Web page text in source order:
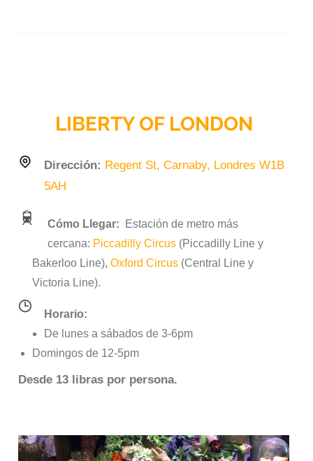
LIBERTY OF LONDON
Dirección: Regent St, Carnaby, Londres W1B
5AH
Cómo Llegar: Estación de metro más
cercana: Piccadilly Circus (Piccadilly Line y
Bakerloo Line),Oxford Circus (Central Line y
Victoria Line).
Horario:
De lunes a sábados de 3-6pm
Domingos de 12-5pm
Desde 13 libras por persona.